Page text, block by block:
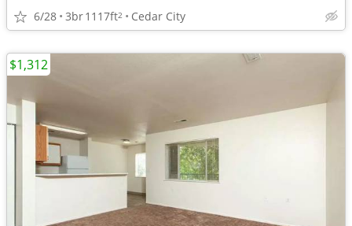
6/28 3br1117ft2 Cedar City
$1,312